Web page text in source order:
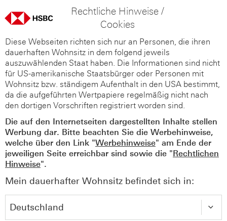
Rechtliche Hinweise /
Cookies
Diese Webseiten richten sich nur an Personen, die ihren
dauerhaften Wohnsitz in dem folgend jeweils
auszuwählenden Staat haben. Die Informationen sind nicht
für US-amerikanische Staatsbürger oder Personen mit
Wohnsitz bzw. ständigem Aufenthalt in den USA bestimmt,
da die aufgeführten Wertpapiere regelmäßig nicht nach
den dortigen Vorschriften registriert worden sind.
Die auf den Internetseiten dargestellten Inhalte stellen
Werbung dar. Bitte beachten Sie die Werbehinweise,
welche über den Link "Werbehinweise" am Ende der
jeweiligen Seite erreichbar sind sowie die "Rechtlichen
Hinweise".
Mein dauerhafter Wohnsitz befindet sich in: